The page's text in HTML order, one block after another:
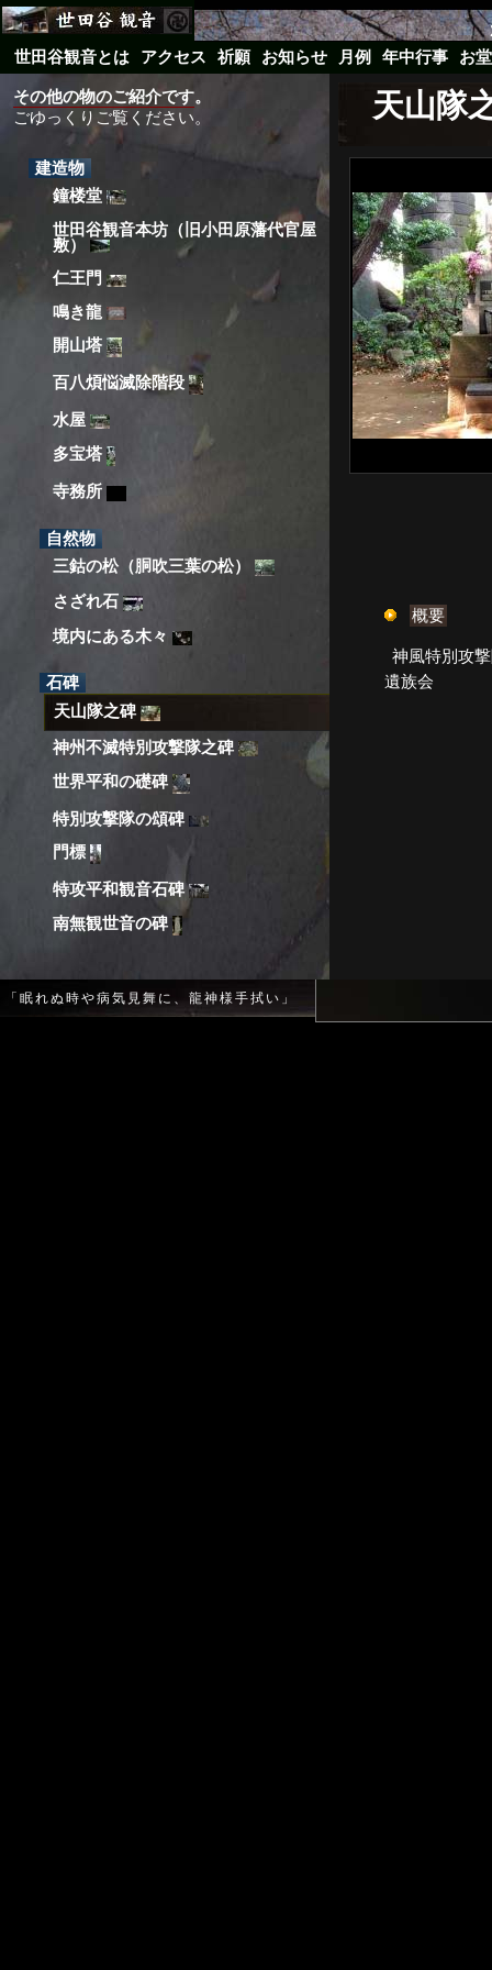
世田谷観音とは アクセス 祈願 お知らせ 月例 年中行事 お堂
その他の物のご紹介です。
ごゆっくりご覧ください。
建造物
鐘楼堂
世田谷観音本坊（旧小田原藩代官屋
敷）
仁王門
鳴き龍
開山塔
百八煩悩滅除階段
水屋
多宝塔
寺務所
自然物
三鈷の松（胴吹三葉の松）
さざれ石
境内にある木々
石碑
天山隊之碑
神州不滅特別攻撃隊之碑
世界平和の礎碑
特別攻撃隊の頌碑
門標
特攻平和観音石碑
南無観世音の碑
天山隊
概要
神風特別攻撃隊 菊水部隊 天山隊
遺族会
「眠れぬ時や病気見舞に、龍神様手拭い」